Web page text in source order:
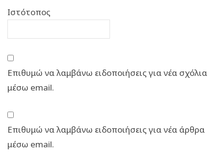
Ιστότοπος
Επιθυμώ να λαμβάνω ειδοποιήσεις για νέα σχόλια
μέσω email.
Επιθυμώ να λαμβάνω ειδοποιήσεις για νέα άρθρα
μέσω email.